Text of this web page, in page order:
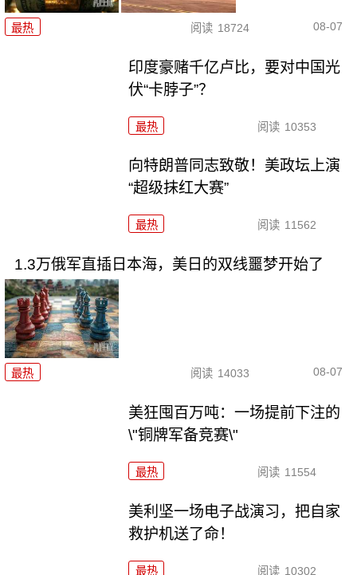
最热 阅读 18724 08-07
印度豪赌千亿卢比，要对中国光
伏“卡脖子”？
最热 阅读 10353
向特朗普同志致敬！美政坛上演
“超级抹红大赛”
最热 阅读 11562
1.3万俄军直插日本海，美日的双线噩梦开始了
最热 阅读 14033 08-07
美狂囤百万吨：一场提前下注的
\"铜牌军备竞赛\"
最热 阅读 11554
美利坚一场电子战演习，把自家
救护机送了命！
最热 阅读 10302